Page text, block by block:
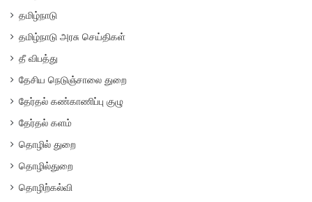
தமிழ்நாடு
தமிழ்நாடு அரசு செய்திகள்
தீ விபத்து
தேசிய நெடுஞ்சாலை துறை
தேர்தல் கண்காணிப்பு குழு
தேர்தல் களம்
தொழில் துறை
தொழில்துறை
தொழிற்கல்வி